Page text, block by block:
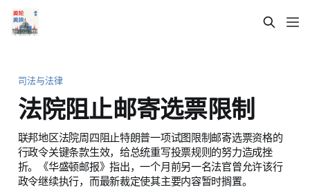
司法与法律
法院阻止邮寄选票限制
联邦地区法院周四阻止特朗普一项试图限制邮寄选票资格的
行政令关键条款生效，给总统重写投票规则的努力造成挫
折。《华盛顿邮报》指出，一个月前另一名法官曾允许该行
政令继续执行，而最新裁定使其主要内容暂时搁置。